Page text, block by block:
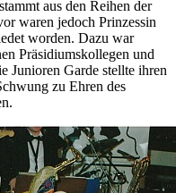
aus den Reihen der
waren jedoch Prinzessin
worden. Dazu war
Präsidiumskollegen und
Junioren Garde stellte ihren
zu Ehren des